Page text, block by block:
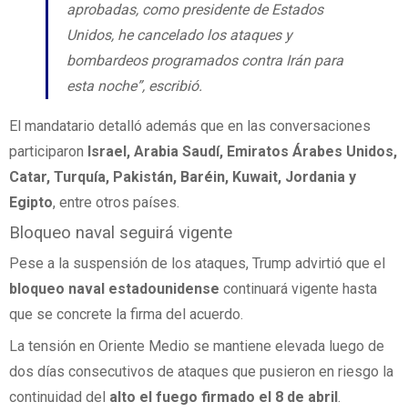
aprobadas, como presidente de Estados
Unidos, he cancelado los ataques y
bombardeos programados contra Irán para
esta noche”, escribió.
El mandatario detalló además que en las conversaciones
participaron Israel, Arabia Saudí, Emiratos Árabes Unidos,
Catar, Turquía, Pakistán, Baréin, Kuwait, Jordania y
Egipto, entre otros países.
Bloqueo naval seguirá vigente
Pese a la suspensión de los ataques, Trump advirtió que el
bloqueo naval estadounidense continuará vigente hasta
que se concrete la firma del acuerdo.
La tensión en Oriente Medio se mantiene elevada luego de
dos días consecutivos de ataques que pusieron en riesgo la
continuidad del alto el fuego firmado el 8 de abril.